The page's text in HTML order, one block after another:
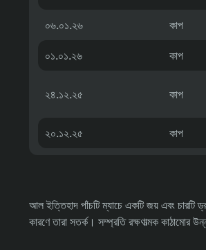
০৬.০১.২৬ কাপ
০১.০১.২৬ কাপ
২৪.১২.২৫ কাপ
২০.১২.২৫ কাপ
আল ইত্তিহাদ পাঁচটি ম্যাচে একটি জয় এবং চারটি
কারণে তারা সতর্ক। সম্প্রতি রক্ষণাত্মক